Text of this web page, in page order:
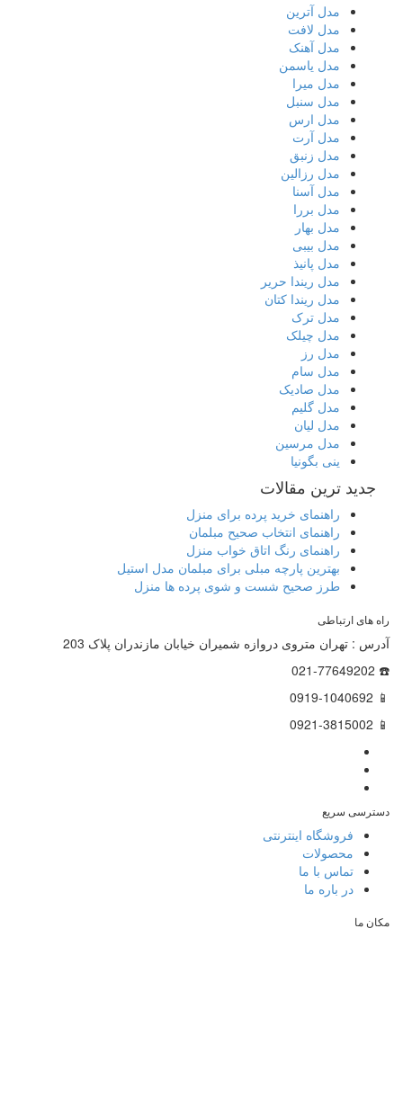
مدل آترین
مدل لافت
مدل آهنک
مدل یاسمن
مدل میرا
مدل سنبل
مدل ارس
مدل آرت
مدل زنبق
مدل رزالین
مدل آسنا
مدل بررا
مدل بهار
مدل بیبی
مدل پانیذ
مدل ریندا حریر
مدل ریندا کتان
مدل ترک
مدل چیلک
مدل رز
مدل سام
مدل صادیک
مدل گلیم
مدل لیان
مدل مرسین
ینی بگونیا
جدید ترین مقالات
راهنمای خرید پرده برای منزل
راهنمای انتخاب صحیح مبلمان
راهنمای رنگ اتاق خواب منزل
بهترین پارچه مبلی برای مبلمان مدل استیل
طرز صحیح شست و شوی پرده ها منزل
راه های ارتباطی
آدرس : تهران متروی دروازه شمیران خیابان مازندران پلاک 203
☎️ 021-77649202
📱 0919-1040692
📱 0921-3815002
دسترسی سریع
فروشگاه اینترنتی
محصولات
تماس با ما
در باره ما
مکان ما